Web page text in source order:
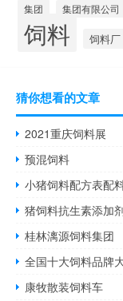
集团 集团有限公司
饲料 饲料厂
猜你想看的文章
2021重庆饲料展
预混饲料
小猪饲料配方表配
猪饲料抗生素添加
桂林漓源饲料集团
全国十大饲料品牌
康牧散装饲料车